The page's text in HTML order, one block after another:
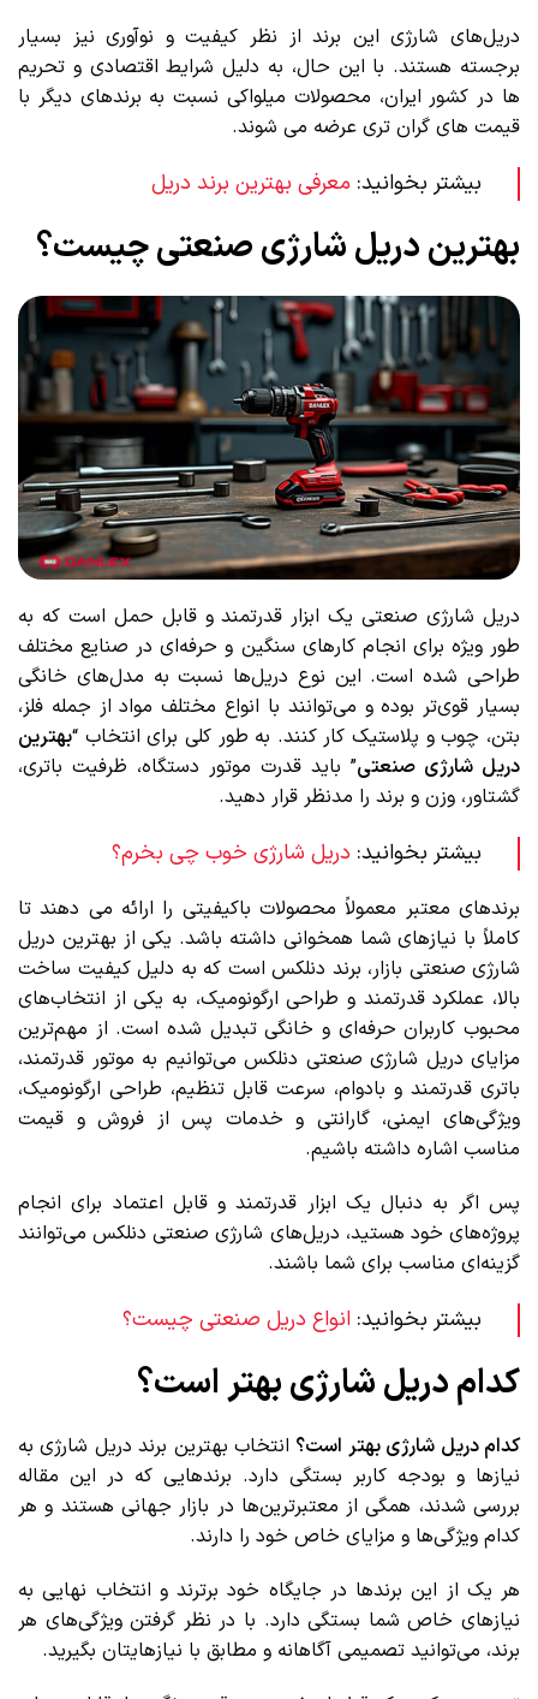
دریل‌های شارژی این برند از نظر کیفیت و نوآوری نیز بسیار
برجسته هستند. با این حال، به دلیل شرایط اقتصادی و تحریم‌
ها در کشور ایران، محصولات میلواکی نسبت به برندهای دیگر با
قیمت ‌های گران تری عرضه می ‌شوند.
بیشتر بخوانید: معرفی بهترین برند دریل
بهترین دریل شارژی صنعتی چیست؟
دریل شارژی صنعتی یک ابزار قدرتمند و قابل حمل است که به
طور ویژه برای انجام کارهای سنگین و حرفه‌ای در صنایع مختلف
طراحی شده است. این نوع دریل‌ها نسبت به مدل‌های خانگی
بسیار قوی‌تر بوده و می‌توانند با انواع مختلف مواد از جمله فلز،
بتن، چوب و پلاستیک کار کنند. به طور کلی برای انتخاب “بهترین
دریل شارژی صنعتی” باید قدرت موتور دستگاه، ظرفیت باتری،
گشتاور، وزن و برند را مدنظر قرار دهید.
بیشتر بخوانید: دریل شارژی خوب چی بخرم؟
برندهای معتبر معمولاً محصولات باکیفیتی را ارائه می‌ دهند تا
کاملاً با نیاز‌های شما همخوانی داشته باشد. یکی از بهترین دریل
شارژی صنعتی بازار، برند دنلکس است که به دلیل کیفیت ساخت
بالا، عملکرد قدرتمند و طراحی ارگونومیک، به یکی از انتخاب‌های
محبوب کاربران حرفه‌ای و خانگی تبدیل شده است. از مهم‌ترین
مزایای دریل شارژی صنعتی دنلکس می‌توانیم به موتور قدرتمند،
باتری قدرتمند و بادوام، سرعت قابل تنظیم، طراحی ارگونومیک،
ویژگی‌های ایمنی، گارانتی و خدمات پس از فروش و قیمت
مناسب اشاره داشته باشیم.
پس اگر به دنبال یک ابزار قدرتمند و قابل اعتماد برای انجام
پروژه‌های خود هستید، دریل‌های شارژی صنعتی دنلکس می‌توانند
گزینه‌ای مناسب برای شما باشند.
بیشتر بخوانید: انواع دریل صنعتی چیست؟
کدام دریل شارژی بهتر است؟
کدام دریل شارژی بهتر است؟ انتخاب بهترین برند دریل شارژی به
نیازها و بودجه کاربر بستگی دارد. برندهایی که در این مقاله
بررسی شدند، همگی از معتبرترین‌ها در بازار جهانی هستند و هر
کدام ویژگی‌ها و مزایای خاص خود را دارند.
هر یک از این برندها در جایگاه خود برترند و انتخاب نهایی به
نیازهای خاص شما بستگی دارد. با در نظر گرفتن ویژگی‌های هر
برند، می‌توانید تصمیمی آگاهانه و مطابق با نیازهایتان بگیرید.